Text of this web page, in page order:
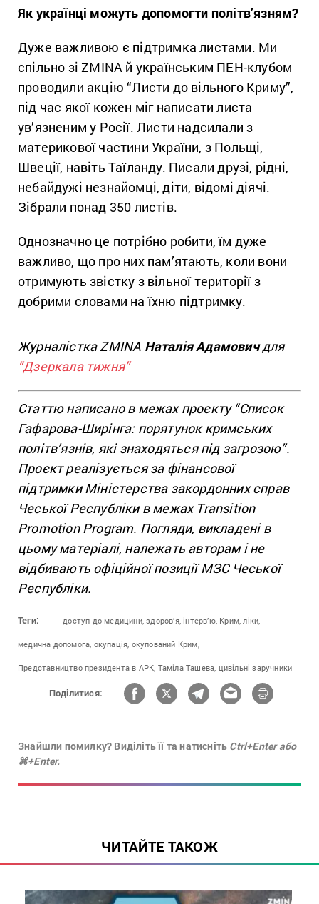
Як українці можуть допомогти політв’язням?
Дуже важливою є підтримка листами. Ми
спільно зі ZMINA й українським ПЕН-клубом
проводили акцію “Листи до вільного Криму”,
під час якої кожен міг написати листа
ув’язненим у Росії. Листи надсилали з
материкової частини України, з Польщі,
Швеції, навіть Таїланду. Писали друзі, рідні,
небайдужі незнайомці, діти, відомі діячі.
Зібрали понад 350 листів.
Однозначно це потрібно робити, їм дуже
важливо, що про них пам’ятають, коли вони
отримують звістку з вільної території з
добрими словами на їхню підтримку.
Журналістка ZMINA Наталія Адамовичдля
“Дзеркала тижня”
Статтю написано в межах проєкту “Список
Гафарова-Ширінга: порятунок кримських
політв’язнів, які знаходяться під загрозою”.
Проєкт реалізується за фінансової
підтримки Міністерства закордонних справ
Чеської Республіки в межах Transition
Promotion Program. Погляди, викладені в
цьому матеріалі, належать авторам і не
відбивають офіційної позиції МЗС Чеської
Республіки.
Теги: доступ до медицини, здоров’я, інтерв’ю, Крим, ліки,
медична допомога, окупація, окупований Крим,
Представництво президента в АРК, Таміла Ташева, цивільні заручники
Поділитися:
Знайшли помилку? Виділіть її та натисніть Ctrl+Enter або
⌘+Enter.
ЧИТАЙТЕ ТАКОЖ